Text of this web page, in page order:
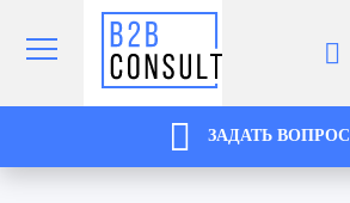
ЗАДАТЬ ВОПРОС